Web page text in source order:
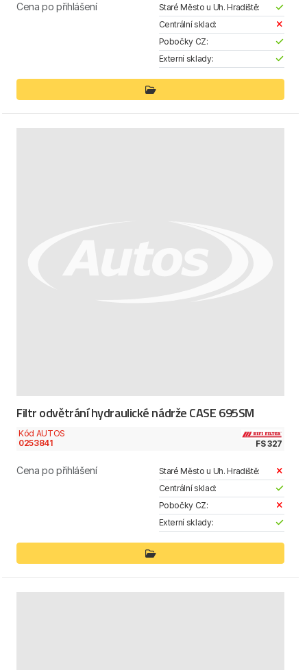
Cena po přihlášení
Staré Město u Uh. Hradiště:
Centrální sklad:
Pobočky CZ:
Externí sklady:
Filtr odvětrání hydraulické nádrže CASE 695SM
Kód AUTOS
0253841
FS 327
Cena po přihlášení
Staré Město u Uh. Hradiště:
Centrální sklad:
Pobočky CZ:
Externí sklady: